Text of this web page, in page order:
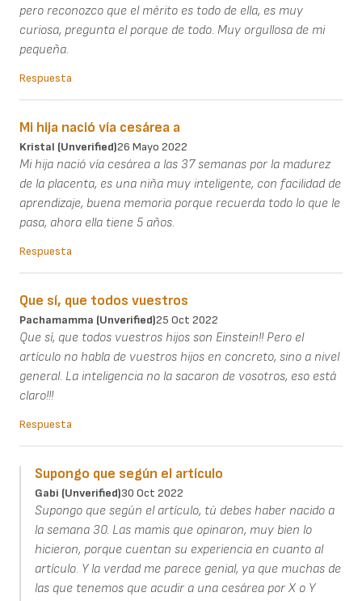
pero reconozco que el mérito es todo de ella, es muy
curiosa, pregunta el porque de todo. Muy orgullosa de mi
pequeña.
Respuesta
Mi hija nació vía cesárea a
Kristal (unverified)26 Mayo 2022
Mi hija nació vía cesárea a las 37 semanas por la madurez
de la placenta, es una niña muy inteligente, con facilidad de
aprendizaje, buena memoria porque recuerda todo lo que le
pasa, ahora ella tiene 5 años.
Respuesta
Que sí, que todos vuestros
Pachamamma (unverified)25 Oct 2022
Que sí, que todos vuestros hijos son Einstein!! Pero el
artículo no habla de vuestros hijos en concreto, sino a nivel
general. La inteligencia no la sacaron de vosotros, eso está
claro!!!
Respuesta
Supongo que según el artículo
Gabi (unverified)30 Oct 2022
Supongo que según el artículo, tú debes haber nacido a
la semana 30. Las mamis que opinaron, muy bien lo
hicieron, porque cuentan su experiencia en cuanto al
artículo. Y la verdad me parece genial, ya que muchas de
las que tenemos que acudir a una cesárea por X o Y